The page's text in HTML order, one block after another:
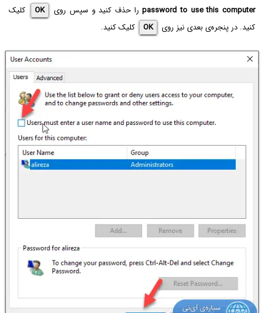
password to use this computerرا حذف کنید و سپس روی OK
کلیک
کنید. در پنجره‌ی بعدی نیز روی
OK کلیک کنید.